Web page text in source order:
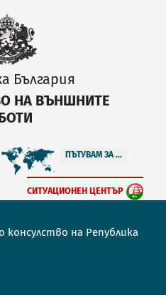
България
НА ВЪНШНИТЕ
ПЪТУВАМ ЗА ...
СИТУАЦИОНЕН ЦЕНТЪР
консулство на Република